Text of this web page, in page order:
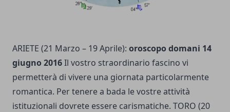
ARIETE (21 Marzo – 19 Aprile): oroscopo domani 14
giugno 2016Il vostro straordinario fascino vi
permetterà di vivere una giornata particolarmente
romantica. Per tenere a bada le vostre attività
istituzionali dovrete essere carismatiche. TORO (20